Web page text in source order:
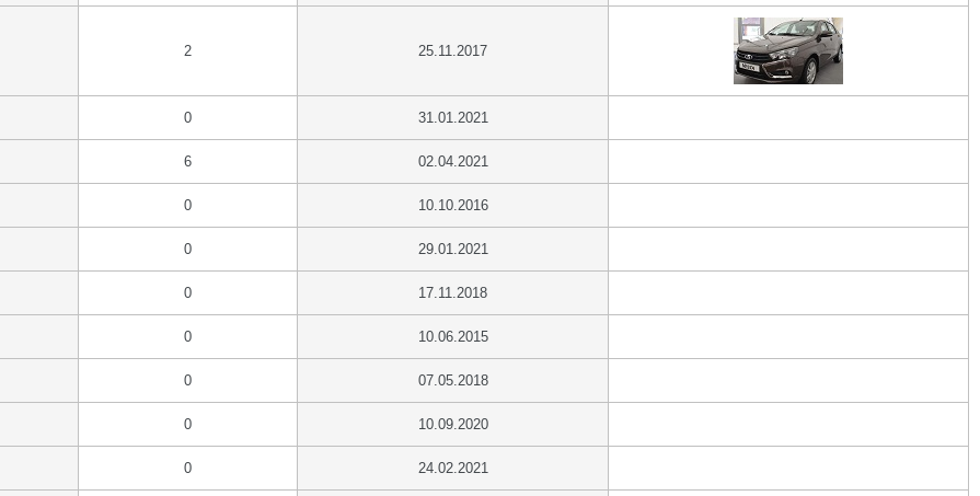
2 25.11.2017
0 31.01.2021
6 02.04.2021
0 10.10.2016
0 29.01.2021
0 17.11.2018
0 10.06.2015
0 07.05.2018
0 10.09.2020
0 24.02.2021